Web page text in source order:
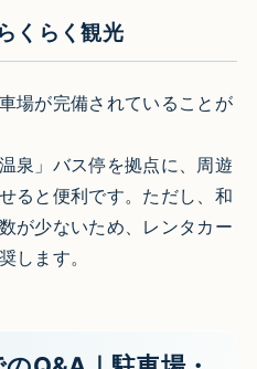
くらく観光
場が完備されていることが
泉」バス停を拠点に、周遊
ると便利です。ただし、和
が少ないため、レンタカー
します。